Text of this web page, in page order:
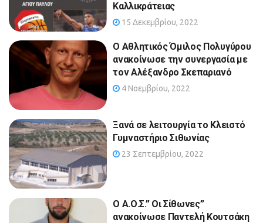
Καλλικράτειας
15 Δεκεμβρίου, 2022
Ο Αθλητικός Όμιλος Πολυγύρου
ανακοίνωσε την συνεργασία με
τον Αλέξανδρο Σκεπαριανό
4 Νοεμβρίου, 2022
Ξανά σε λειτουργία το Κλειστό
Γυμναστήριο Σιθωνίας
23 Σεπτεμβρίου, 2022
Ο Α.Ο.Σ.” Οι Σίθωνες”
ανακοίνωσε Παντελή Κουτσάκη